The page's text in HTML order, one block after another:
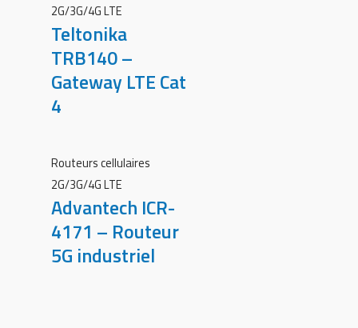
2G/3G/4G LTE
Teltonika
TRB140 –
Gateway LTE Cat
4
Routeurs cellulaires
2G/3G/4G LTE
Advantech ICR-
4171 – Routeur
5G industriel